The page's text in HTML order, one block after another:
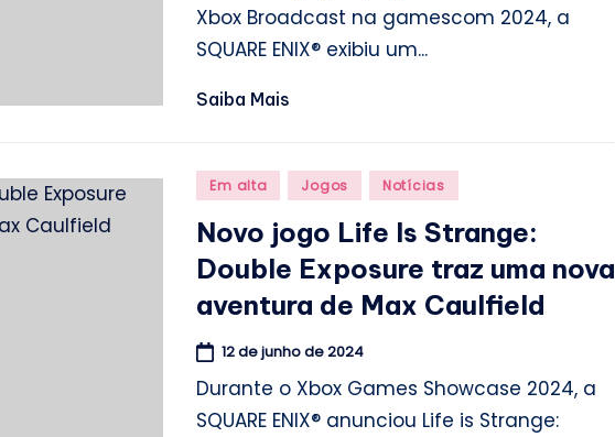
Xbox Broadcast na gamescom 2024, a
SQUARE ENIX® exibiu um...
Saiba Mais
Posted
Em alta Jogos Notícias
Novo jogo Life Is Strange:
Double Exposure traz uma nova
aventura de Max Caulfield
12 de junho de 2024
Durante o Xbox Games Showcase 2024, a
SQUARE ENIX® anunciou Life is Strange: